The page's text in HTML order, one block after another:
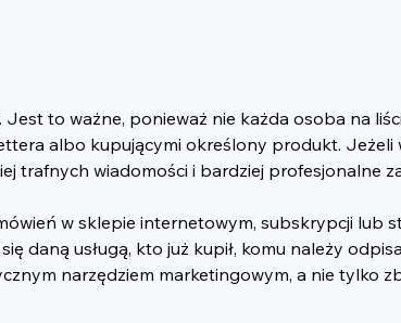
to ważne, ponieważ nie każda osoba na
albo kupującymi określony produkt.
trafnych wiadomości i bardziej profesjonalne
w sklepie internetowym, subskrypcji lub
daną usługą, kto już kupił, komu należy
narzędziem marketingowym, a nie tylko